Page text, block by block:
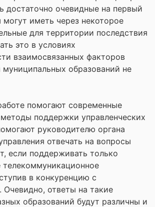
достаточно очевидные на первый
могут иметь через некоторое
для территории последствия
это в условиях
взаимосвязанных факторов
муниципальных образований не
помогают современные
поддержки управленческих
руководителю органа
отвечать на вопросы
если поддерживать только
телекоммуникационное
в конкуренцию с
Очевидно, ответы на такие
образований будут различны и